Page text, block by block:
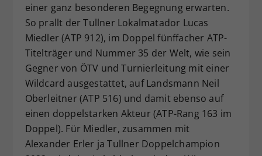
einer ganz besonderen Begegnung erwarten.
So prallt der Tullner Lokalmatador Lucas
Miedler (ATP 912), im Doppel fünffacher ATP-
Titelträger und Nummer 35 der Welt, wie sein
Gegner von ÖTV und Turnierleitung mit einer
Wildcard ausgestattet, auf Landsmann Neil
Oberleitner (ATP 516) und damit ebenso auf
einen doppelstarken Akteur (ATP-Rang 163 im
Doppel). Für Miedler, zusammen mit
Alexander Erler ja Tullner Doppelchampion